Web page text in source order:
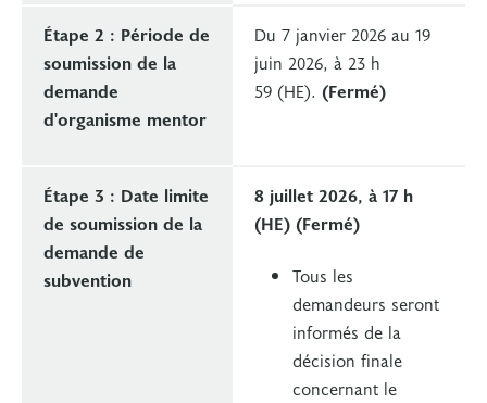
Étape 2 : Période de
soumission de la
demande
d'organisme mentor
Du 7 janvier 2026 au 19
juin 2026, à 23 h
59 (HE). (Fermé)
Étape 3 : Date limite
de soumission de la
demande de
subvention
8 juillet 2026, à 17 h
(HE) (Fermé)
Tous les
demandeurs seront
informés de la
décision finale
concernant le